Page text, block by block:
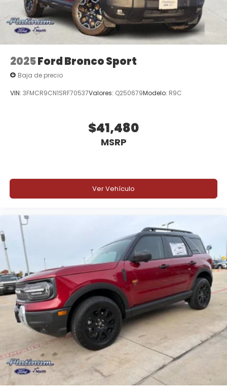
2025Ford Bronco Sport
Baja de precio
VIN: 3FMCR9CN1SRF70537Valores: Q250679Modelo: R9C
$41,480
MSRP
Ver Vehículo